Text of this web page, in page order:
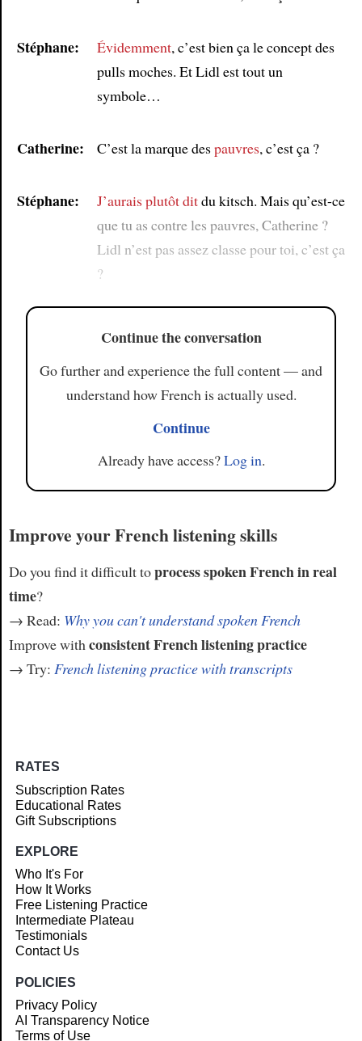
Stéphane: Évidemment, c’est bien ça le concept des
pulls moches. Et Lidl est tout un
symbole…
Catherine: C’est la marque despauvres, c’est ça ?
Stéphane: J’aurais plutôt ditdu kitsch. Mais qu’est-ce
que tu as contre les pauvres, Catherine ?
Lidl n’est pas assez classe pour toi, c’est ça
?
Continue the conversation
Go further and experience the full content — and
understand how French is actually used.
Continue
Already have access?Log in.
Improve your French listening skills
Do you find it difficult toprocess spoken French in real
time?
→ Read: Why you can't understand spoken French
Improve withconsistent French listening practice
→ Try: French listening practice with transcripts
RATES
Subscription Rates
Educational Rates
Gift Subscriptions
EXPLORE
Who It's For
How It Works
Free Listening Practice
Intermediate Plateau
Testimonials
Contact Us
POLICIES
Privacy Policy
AI Transparency Notice
Terms of Use